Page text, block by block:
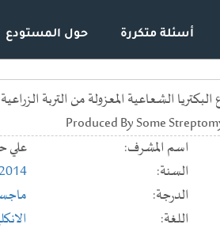
أسئلة متكررة حول المستودع
Produced By Some
اسم المشرف:
علي
السنة:
2014
الدرجة:
اللغة: